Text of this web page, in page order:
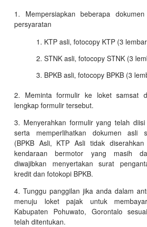
Mempersiapkan beberapa
persyaratan
KTP asli, fotocopy KTP (3
STNK asli, fotocopy STNK (3
BPKB asli, fotocopy BPKB (3
Meminta formulir ke loket samsat
lengkap formulir tersebut.
Menyerahkan formulir yang telah
serta memperlihatkan dokumen asli
(BPKB Asli, KTP Asli tidak diserahkan
kendaraan bermotor yang masih
diwajibkan menyertakan surat
kredit dan fotokopi BPKB.
Tunggu panggilan jika anda dalam
menuju loket pajak untuk
Kabupaten Pohuwato, Gorontalo
telah ditentukan.